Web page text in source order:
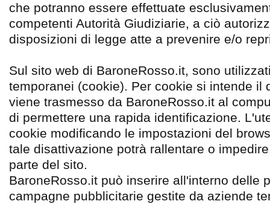
che potranno essere effettuate
competenti Autorità Giudiziarie, a ciò
disposizioni di legge atte a prevenire e/o
Sul sito web di BaroneRosso.it, sono
temporanei (cookie). Per cookie si intende il
viene trasmesso da BaroneRosso.it al
di permettere una rapida identificazione.
cookie modificando le impostazioni del
tale disattivazione potrà rallentare o
parte del sito.
BaroneRosso.it può inserire all'interno delle
campagne pubblicitarie gestite da aziende